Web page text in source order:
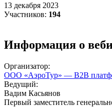
13 декабря 2023
Участников: 194
Информация о
Организатор:
ООО «АэроТур» — B2B
Ведущий:
Вадим Касьянов
Первый заместитель